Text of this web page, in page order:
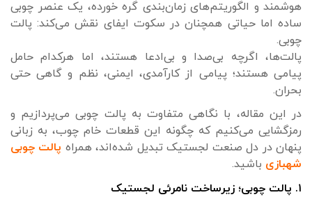
هوشمند و الگوریتم‌های زمان‌بندی گره خورده، یک عنصر چوبی
ساده اما حیاتی همچنان در سکوت ایفای نقش می‌کند: پالت
چوبی.
پالت‌ها، اگرچه بی‌صدا و بی‌ادعا هستند، اما هرکدام حامل
پیامی هستند؛ پیامی از کارآمدی، ایمنی، نظم و گاهی حتی
بحران.
در این مقاله، با نگاهی متفاوت به پالت چوبی می‌پردازیم و
رمزگشایی می‌کنیم که چگونه این قطعات خام چوب، به زبانی
پنهان در دل صنعت لجستیک تبدیل شده‌اند، همراه پالت چوبی
شهبازی باشید.
۱. پالت چوبی؛ زیرساخت نامرئی لجستیک